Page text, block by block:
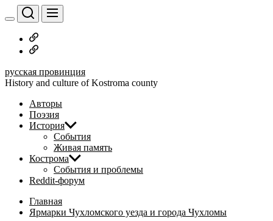
Перейти
к
содержимому
Русское
дворянство
Наши
русская провинция
History and culture of Kostroma county
Авторы
Поэзия
История
События
Живая память
Кострома
События и проблемы
Reddit-форум
Главная
Ярмарки Чухломского уезда и города Чухломы